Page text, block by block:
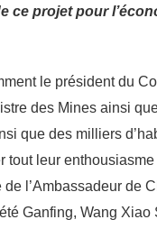
ce projet pour
le président du
des Mines ainsi
que des milliers
tout leur
l’Ambassadeur de
Ganfing, Wang Xiao